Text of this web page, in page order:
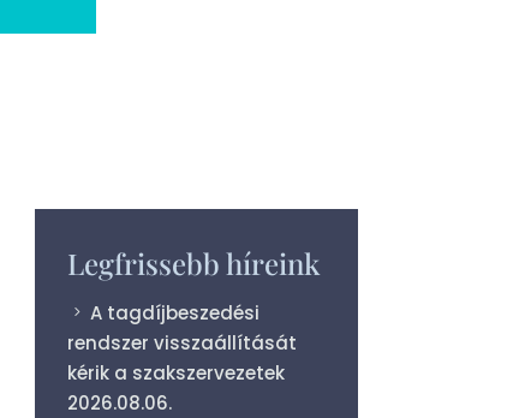
Legfrissebb híreink
A tagdíjbeszedési
rendszer visszaállítását
kérik a szakszervezetek
2026.08.06.